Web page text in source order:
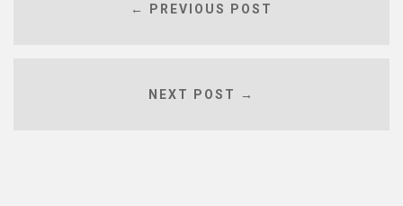
← PREVIOUS POST
NEXT POST →